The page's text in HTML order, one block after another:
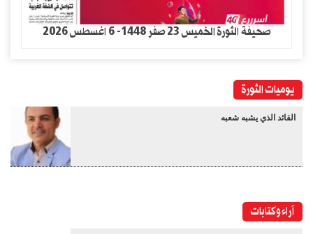
صحيفة الثورة الخميس 23 صفر 1448- 6 اغسطس 2026
يوميات الثورة
القائد الذي يشبه شعبه
آراء وكتابات